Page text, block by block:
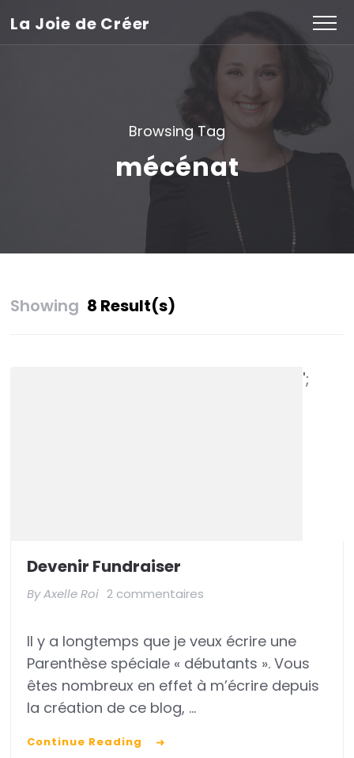
La Joie de Créer
Browsing Tag
mécénat
Showing 8 Result(s)
';
Devenir Fundraiser
ByAxelle Roi 2 commentaires
fundraiser
Il y a longtemps que je veux écrire une
Parenthèse spéciale « débutants ». Vous
êtes nombreux en effet à m’écrire depuis
la création de ce blog, …
Continue Reading